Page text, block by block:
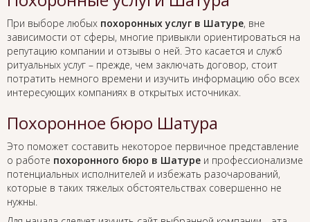
При выборе любых похоронных услуг в Шатуре, вне
зависимости от сферы, многие привыкли ориентироваться на
репутацию компании и отзывы о ней. Это касается и служб
ритуальных услуг – прежде, чем заключать договор, стоит
потратить немного времени и изучить информацию обо всех
интересующих компаниях в открытых источниках.
Похоронное бюро Шатура
Это поможет составить некоторое первичное представление
о работе похоронного бюро в Шатуре и профессионализме
потенциальных исполнителей и избежать разочарований,
которые в таких тяжелых обстоятельствах совершенно не
нужны.